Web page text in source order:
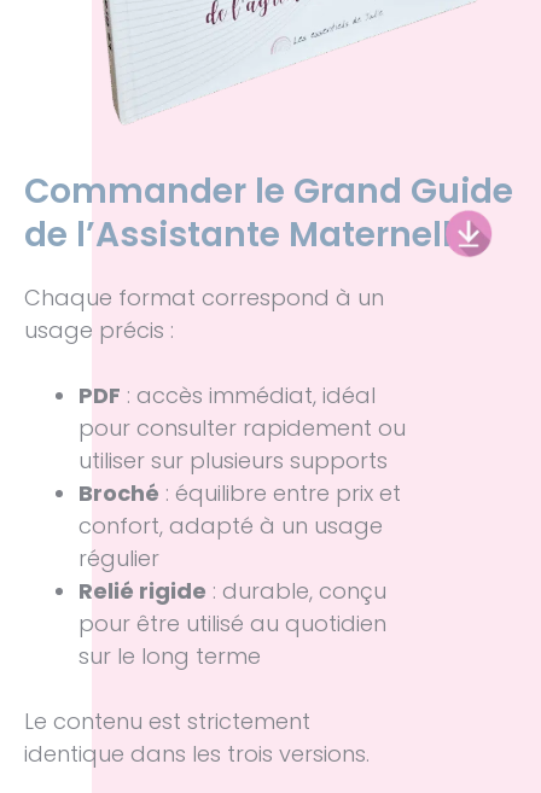
Commander le Grand Guide
de l’Assistante Maternelle
Chaque format correspond à un
usage précis :
PDF : accès immédiat, idéal
pour consulter rapidement ou
utiliser sur plusieurs supports
Broché : équilibre entre prix et
confort, adapté à un usage
régulier
Relié rigide : durable, conçu
pour être utilisé au quotidien
sur le long terme
Le contenu est strictement
identique dans les trois versions.